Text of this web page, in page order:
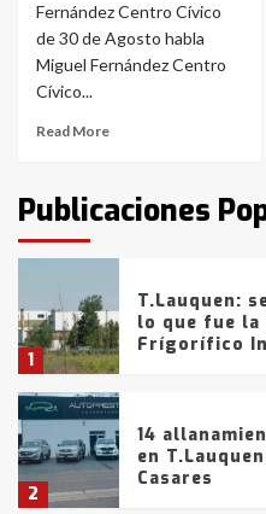
Fernández Centro Cívico
de 30 de Agosto habla
Miguel Fernández Centro
Cívico...
Read More
Publicaciones
6
La Bolsa de
Blanca
con lluvias y
fueron
tarde del
1
T.Lauquen:
lo que fue
Frígorífico
2
14
en
Casares